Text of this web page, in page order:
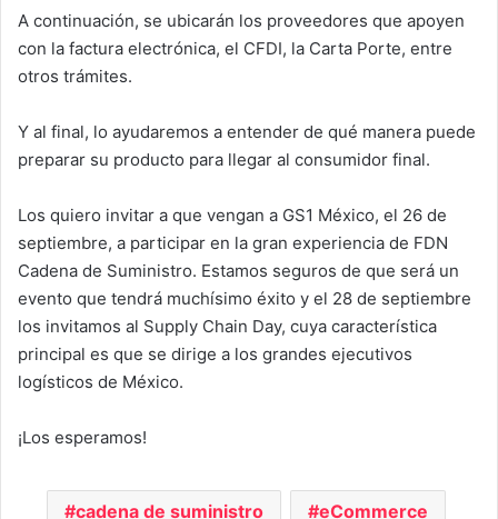
A continuación, se ubicarán los proveedores que apoyen
con la factura electrónica, el CFDI, la Carta Porte, entre
otros trámites.
Y al final, lo ayudaremos a entender de qué manera puede
preparar su producto para llegar al consumidor final.
Los quiero invitar a que vengan a GS1 México, el 26 de
septiembre, a participar en la gran experiencia de FDN
Cadena de Suministro. Estamos seguros de que será un
evento que tendrá muchísimo éxito y el 28 de septiembre
los invitamos al Supply Chain Day, cuya característica
principal es que se dirige a los grandes ejecutivos
logísticos de México.
¡Los esperamos!
cadena de suministro eCommerce